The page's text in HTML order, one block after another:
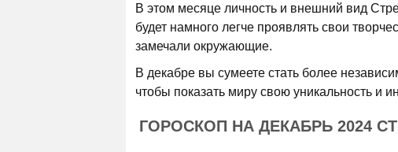
В этом месяце личность и внешний вид
будет намного легче проявлять свои
замечали окружающие.
В декабре вы сумеете стать более
чтобы показать миру свою уникальность и
ГОРОСКОП НА ДЕКАБРЬ 2024